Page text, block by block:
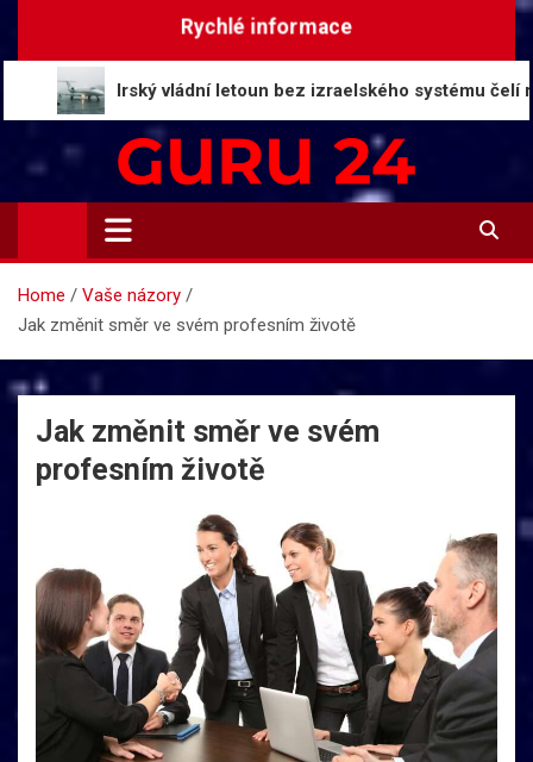
content
Rychlé informace
Irský vládní letoun bez izraelského systému čelí riziku
Guru24.cz
Press relations a informace
Home
Vaše názory
Jak změnit směr ve svém profesním životě
Jak změnit směr ve svém
profesním životě